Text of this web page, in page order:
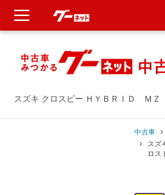
スズキ クロスビー ＨＹＢＲＩＤ Ｍ
中古車
スズ
ロス
新車
中古車